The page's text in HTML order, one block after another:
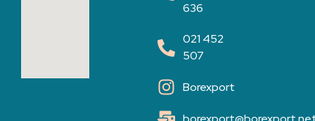
636
021 452
507
Borexport